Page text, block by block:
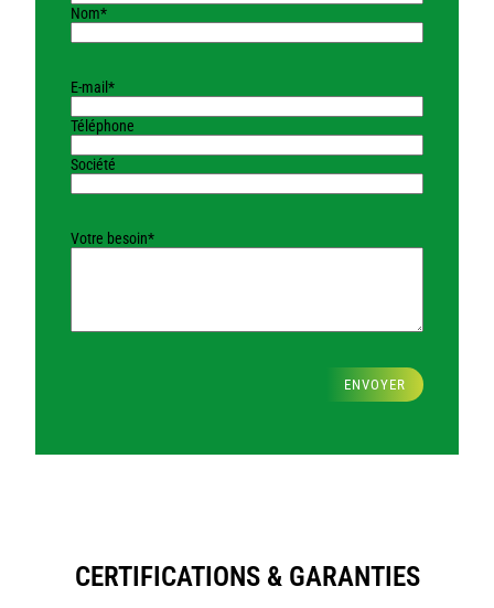
Nom*
E-mail*
Téléphone
Société
Votre besoin*
ENVOYER
CERTIFICATIONS & GARANTIES